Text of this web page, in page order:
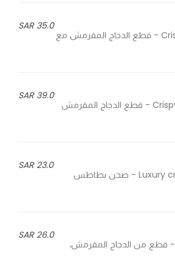
35.0 SAR
Crispy chicken pieces with steak house fries, special sauces, jalapeno & crispy onion - قطع الدجاج المقرمش مع
39.0 SAR
Crispy chicken pieces with steak house fries, special sauces, jalapeno & spicy cheetos - قطع الدجاج المقرمش
23.0 SAR
Luxury crinkles fries plate, spicy sauce, melted cheddar cheese, jalapeno & spicy cheetos - صحن بطاطس
26.0 SAR
Crispy chicken pieces, luxury steak house fries with garlic sauce & original sauce - قطع من الدجاج المقرمش،